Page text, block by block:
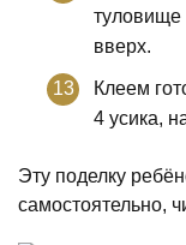
туловище
вверх.
Клеем
4 усика,
Эту поделку
самостоятельно,